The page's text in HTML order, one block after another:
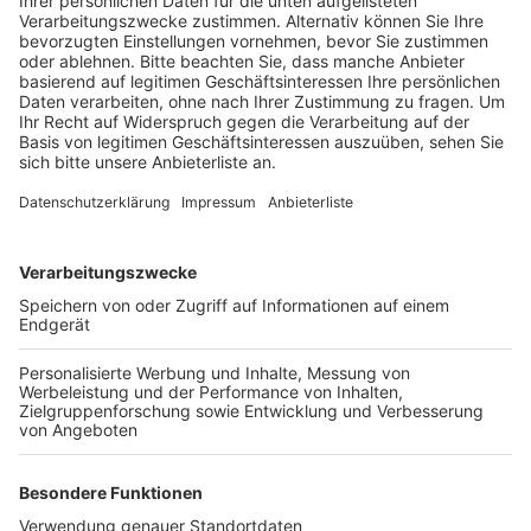
Veröffentlicht:Dienstag, 09.01.2024 18:21
Anzeige
Die 14 junge Männer und eine Frau zwischen 17 und 22
und Kitas in Köln und dem Umland verantwortlich sein.
Laptops und Tresore. Bei den Durchsuchungen wurden
nach Polizeiangaben Tablets und Handys gefunden,
außerdem eine Waffe und geringe Mengen Marihuana
gegen die Bande. Bereits am Donnerstag hatte
Diensthund "Sam" drei Männer nach einem Einbruch in
eine Schule im Stadtteil Immendorf auf frischer Tat
von ihnen zu der Einbrecherbande gehören.